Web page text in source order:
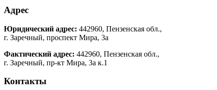
Адрес
Юридический адрес: 442960, Пензенская обл.,
г. Заречный, проспект Мира, 3а
Фактический адрес: 442960, Пензенская обл.,
г. Заречный, пр-кт Мира, 3а к.1
Контакты